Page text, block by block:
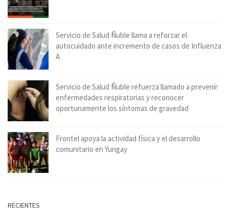
Servicio de Salud Ñuble llama a reforzar el
autocuidado ante incremento de casos de Influenza
A
Servicio de Salud Ñuble refuerza llamado a prevenir
enfermedades respiratorias y reconocer
oportunamente los síntomas de gravedad
Frontel apoya la actividad física y el desarrollo
comunitario en Yungay
RECIENTES